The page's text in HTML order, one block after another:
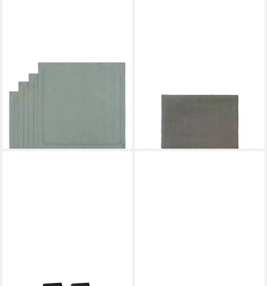
OTTO HOME
Stoffserviette Sebastien, (4
LeinenServiette
Stoffserviette Leinen Agave
lieferbar - in 2-3 Werktagen bei dir